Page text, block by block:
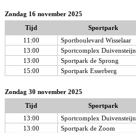
Zondag 16 november 2025
Tijd
Sportpark
11:00
Sportboulevard Wisselaar
13:00
Sportcomplex Duivensteijn
13:00
Sportpark de Sprong
15:00
Sportpark Esserberg
Zondag 30 november 2025
Tijd
Sportpark
13:00
Sportcomplex Duivensteijn
13:00
Sportpark de Zoom